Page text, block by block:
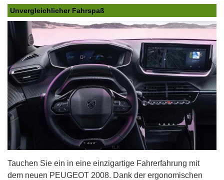
Unvergleichlicher Fahrspaß
Tauchen Sie ein in eine einzigartige Fahrerfahrung mit
dem neuen PEUGEOT 2008. Dank der ergonomischen